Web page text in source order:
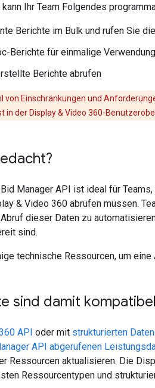
Ihr Team Folgendes
Berichte im Bulk und rufen Sie
Berichte für einmalige
Berichte abrufen
von Einschränkungen und
in der Display & Video 360-
Manager API ist ideal für
& Video 360 abrufen müssen.
dieser Daten zu
sind.
technische Ressourcen, um
sind damit
API oder mit strukturierten
API abgerufenen
Ressourcen aktualisieren. Die
Ressourcentypen und